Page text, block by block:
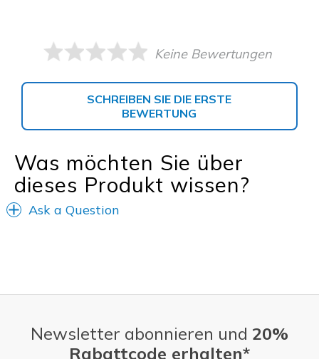
Keine Bewertungen
SCHREIBEN SIE DIE ERSTE
BEWERTUNG
Was möchten Sie über
dieses Produkt wissen?
Ask a Question
Newsletter abonnieren und 20%
Rabattcode erhalten*